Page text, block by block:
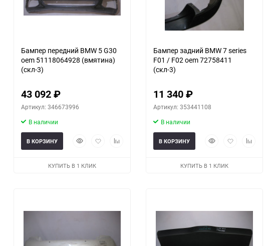
Бампер передний BMW 5 G30
oem 51118064928 (вмятина)
(скл-3)
43 092₽
Артикул: 346673996
В наличии
БыстрыйДобавитьДобавить
В КОРЗИНУ
КУПИТЬ В 1 КЛИК
Бампер задний BMW 7 series
F01 / F02 oem 72758411
(скл-3)
11 340₽
Артикул: 353441108
В наличии
БыстрыйДобавитьДобавить
В КОРЗИНУ
КУПИТЬ В 1 КЛИК